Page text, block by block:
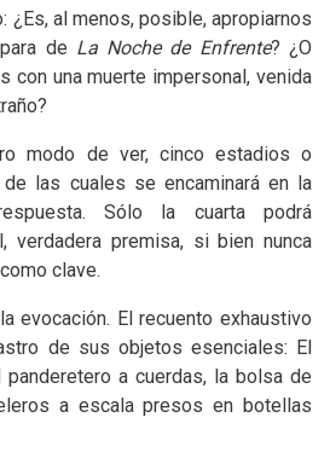
¿Es, al menos, posible, apropiarnos
de La Noche de Enfrente? ¿O
con una muerte impersonal, venida
modo de ver, cinco estadios o
las cuales se encaminará en la
Sólo la cuarta podrá
verdadera premisa, si bien nunca
clave.
evocación. El recuento exhaustivo
de sus objetos esenciales: El
a cuerdas, la bolsa de
a escala presos en botellas